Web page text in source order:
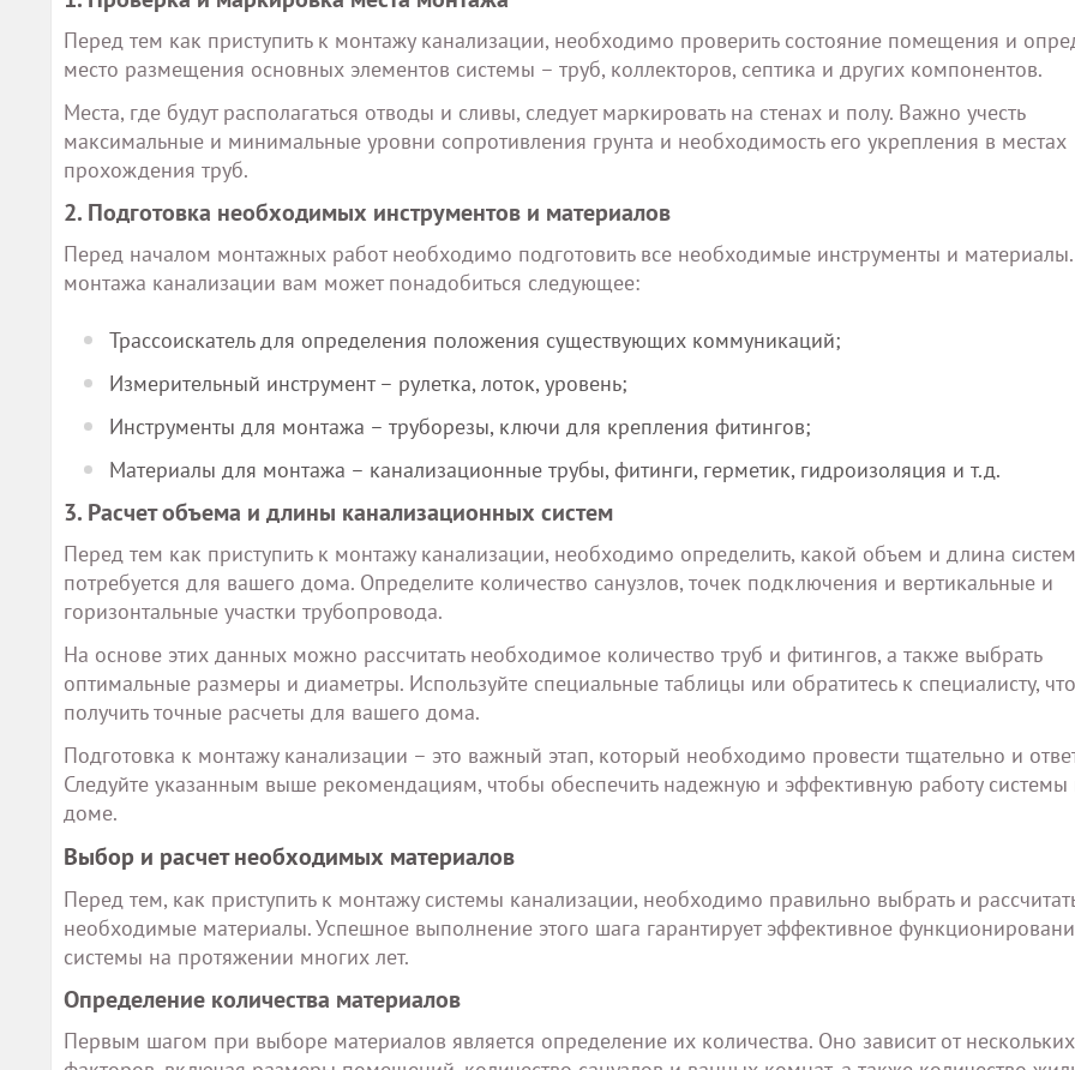
Перед тем как приступить к монтажу канализации, необходимо проверить состояние помещения и
место размещения основных элементов системы – труб, коллекторов, септика и других компонентов.
Места, где будут располагаться отводы и сливы, следует маркировать на стенах и полу. Важно учесть
максимальные и минимальные уровни сопротивления грунта и необходимость его укрепления в местах
прохождения труб.
2. Подготовка необходимых инструментов и материалов
Перед началом монтажных работ необходимо подготовить все необходимые инструменты и
монтажа канализации вам может понадобиться следующее:
Трассоискатель для определения положения существующих коммуникаций;
Измерительный инструмент – рулетка, лоток, уровень;
Инструменты для монтажа – труборезы, ключи для крепления фитингов;
Материалы для монтажа – канализационные трубы, фитинги, герметик, гидроизоляция и т.д.
3. Расчет объема и длины канализационных систем
Перед тем как приступить к монтажу канализации, необходимо определить, какой объем и длина
потребуется для вашего дома. Определите количество санузлов, точек подключения и вертикальные и
горизонтальные участки трубопровода.
На основе этих данных можно рассчитать необходимое количество труб и фитингов, а также выбрать
оптимальные размеры и диаметры. Используйте специальные таблицы или обратитесь к специалисту,
получить точные расчеты для вашего дома.
Подготовка к монтажу канализации – это важный этап, который необходимо провести тщательно и
Следуйте указанным выше рекомендациям, чтобы обеспечить надежную и эффективную работу
доме.
Выбор и расчет необходимых материалов
Перед тем, как приступить к монтажу системы канализации, необходимо правильно выбрать и
необходимые материалы. Успешное выполнение этого шага гарантирует эффективное
системы на протяжении многих лет.
Определение количества материалов
Первым шагом при выборе материалов является определение их количества. Оно зависит от нескольких